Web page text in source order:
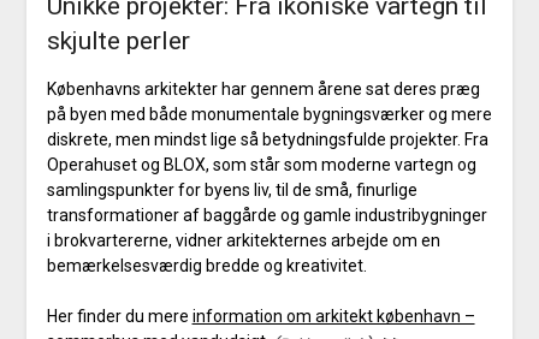
Unikke projekter: Fra ikoniske vartegn til
skjulte perler
Københavns arkitekter har gennem årene sat deres præg
på byen med både monumentale bygningsværker og mere
diskrete, men mindst lige så betydningsfulde projekter. Fra
Operahuset og BLOX, som står som moderne vartegn og
samlingspunkter for byens liv, til de små, finurlige
transformationer af baggårde og gamle industribygninger
i brokvartererne, vidner arkitekternes arbejde om en
bemærkelsesværdig bredde og kreativitet.
Her finder du mere information om arkitekt københavn –